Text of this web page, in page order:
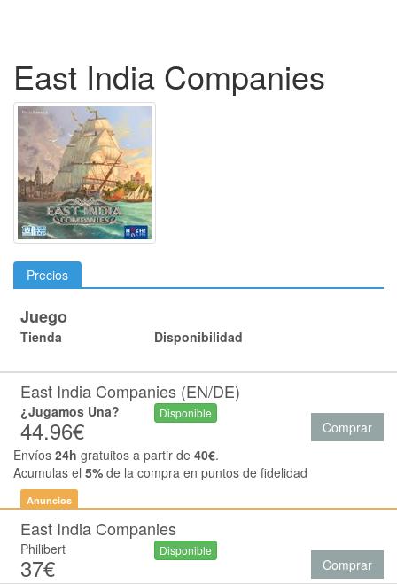
East India Companies
Precios
Juego
Tienda Disponibilidad
East India Companies (EN/DE)
¿Jugamos Una?
44.96€
Disponible
Comprar
Envíos 24h gratuitos a partir de 40€.
Acumulas el 5% de la compra en puntos de fidelidad
Anuncios
East India Companies
Philibert
37€
Disponible
Comprar